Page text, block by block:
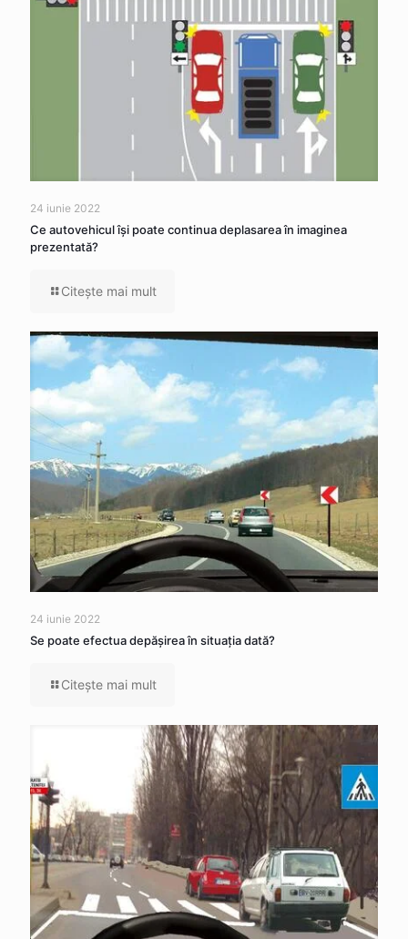
24 iunie 2022
Ce autovehicul îşi poate continua deplasarea în imaginea
prezentată?
Citeşte mai mult
24 iunie 2022
Se poate efectua depăşirea în situaţia dată?
Citeşte mai mult